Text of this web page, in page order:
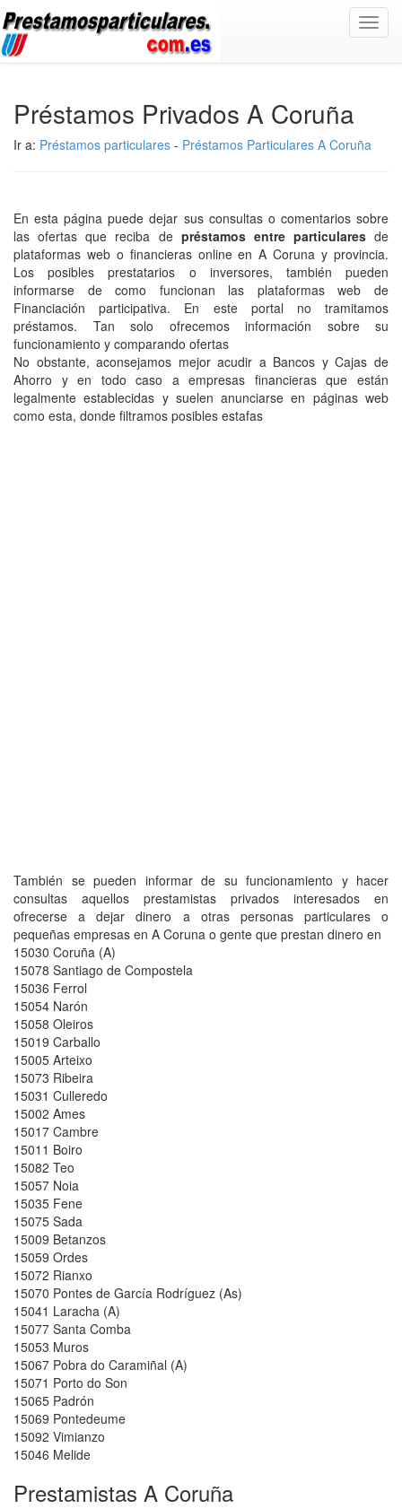
Préstamos Privados A Coruña
Ir a: Préstamos particulares - Préstamos Particulares A Coruña
En esta página puede dejar sus consultas o comentarios sobre
las ofertas que reciba de préstamos entre particularesde
plataformas web o financieras online en A Coruna y provincia.
Los posibles prestatarios o inversores, también pueden
informarse de como funcionan las plataformas web de
Financiación participativa. En este portal no tramitamos
préstamos. Tan solo ofrecemos información sobre su
funcionamiento y comparando ofertas
No obstante, aconsejamos mejor acudir a Bancos y Cajas de
Ahorro y en todo caso a empresas financieras que están
legalmente establecidas y suelen anunciarse en páginas web
como esta, donde filtramos posibles estafas
También se pueden informar de su funcionamiento y hacer
consultas aquellos prestamistas privados interesados en
ofrecerse a dejar dinero a otras personas particulares o
pequeñas empresas en A Coruna o gente que prestan dinero en
15030 Coruña (A)
15078 Santiago de Compostela
15036 Ferrol
15054 Narón
15058 Oleiros
15019 Carballo
15005 Arteixo
15073 Ribeira
15031 Culleredo
15002 Ames
15017 Cambre
15011 Boiro
15082 Teo
15057 Noia
15035 Fene
15075 Sada
15009 Betanzos
15059 Ordes
15072 Rianxo
15070 Pontes de García Rodríguez (As)
15041 Laracha (A)
15077 Santa Comba
15053 Muros
15067 Pobra do Caramiñal (A)
15071 Porto do Son
15065 Padrón
15069 Pontedeume
15092 Vimianzo
15046 Melide
Prestamistas A Coruña